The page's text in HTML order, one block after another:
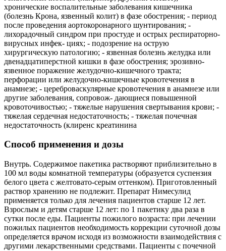
хронические воспалительные заболевания кишечника
(болезнь Крона, язвенный колит) в фазе обострения; - период
после проведения аортокоронарного шунтирования; -
лихорадочный синдром при простуде и острых респираторно-
вирусных инфек- циях; - подозрение на острую
хирургическую патологию; - язвенная болезнь желудка или
двенадцатиперстной кишки в фазе обострения; эрозивно-
язвенное поражение желудочно-кишечного тракта;
перфорации или желудочно-кишечные кровотечения в
анамнезе; - цереброваскулярные кровотечения в анамнезе или
другие заболевания, сопровож- дающиеся повышенной
кровоточивостью; - тяжелые нарушения свертывания крови; -
тяжелая сердечная недостаточность; - тяжелая почечная
недостаточность (клиренс креатинина
Способ применения и дозы
Внутрь. Содержимое пакетика растворяют приблизительно в
100 мл воды комнатной температуры (образуется суспензия
белого цвета с желтовато-серым оттенком). Приготовленный
раствор хранению не подлежит. Препарат Нимесулид
применяется только для лечения пациентов старше 12 лет.
Взрослым и детям старше 12 лет: по 1 пакетику два раза в
сутки после еды. Пациенты пожилого возраста: при лечении
пожилых пациентов необходимость коррекции суточной дозы
определяется врачом исходя из возможности взаимодействия с
другими лекарственными средствами. Пациенты с почечной